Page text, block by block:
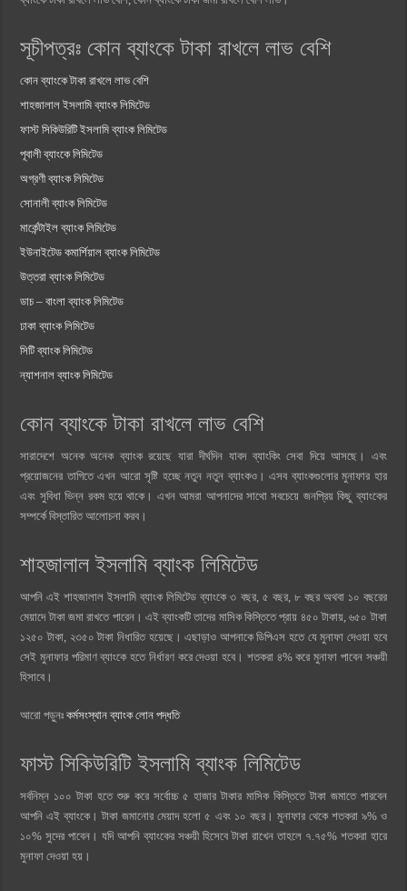
সূচীপত্রঃ কোন ব্যাংকে টাকা রাখলে লাভ বেশি
কোন ব্যাংকে টাকা রাখলে লাভ বেশি
শাহজালাল ইসলামি ব্যাংক লিমিটেড
ফাস্ট সিকিউরিটি ইসলামি ব্যাংক লিমিটেড
পূবালী ব্যাংকে লিমিটেড
অগ্রণী ব্যাংক লিমিটেড
সোনালী ব্যাংক লিমিটেড
মার্কেন্টাইল ব্যাংক লিমিটেড
ইউনাইটেড কমার্শিয়াল ব্যাংক লিমিটেড
উত্তরা ব্যাংক লিমিটেড
ডাচ – বাংলা ব্যাংক লিমিটেড
ঢাকা ব্যাংক লিমিটেড
সিটি ব্যাংক লিমিটেড
ন্যাশনাল ব্যাংক লিমিটেড
কোন ব্যাংকে টাকা রাখলে লাভ বেশি
সারাদেশে অনেক অনেক ব্যাংক রয়েছে যারা দীর্ঘদিন যাবদ ব্যাংকিং সেবা দিয়ে আসছে। এবং
প্রয়োজনের তাগিতে এখন আরো সৃষ্টি হচ্ছে নতুন নতুন ব্যাংকও। এসব ব্যাংকগুলোর মুনাফার হার
এবং সুবিধা ভিন্ন রকম হয়ে থাকে। এখন আমরা আপনাদের সাথো সবচেয়ে জনপ্রিয় কিছু ব্যাংকের
সম্পর্কে বিস্তারিত আলোচনা করব।
শাহজালাল ইসলামি ব্যাংক লিমিটেড
আপনি এই শাহজালাল ইসলামি ব্যাংক লিমিটেড ব্যাংকে ৩ বছর, ৫ বছর, ৮ বছর অথবা ১০ বছরের
মেয়াদে টাকা জমা রাখতে পারেন। এই ব্যাংকটি তাদের মাসিক কিস্তিতে প্রায় ৪৫০ টাকায়, ৬৫০ টাকা
১২৫০ টাকা, ২৩৫০ টাকা নিধারিত হয়েছে। এছাড়াও আপনাকে ডিপিএস হতে যে মুনাফা দেওয়া হবে
সেই মুনাফার পরিমাণ ব্যাংকে হতে নির্ধারণ করে দেওয়া হবে। শতকরা ৪% করে মুনাফা পাবেন সঞ্চয়ী
হিসাবে।
আরো পড়ুনঃকর্মসংস্থান ব্যাংক লোন পদ্ধতি
ফাস্ট সিকিউরিটি ইসলামি ব্যাংক লিমিটেড
সর্বনিম্ন ১০০ টাকা হতে শুরু করে সর্বোচ্চ ৫ হাজার টাকার মাসিক কিস্তিতে টাকা জমাতে পারবেন
আপনি এই ব্যাংকে। টাকা জমানোর মেয়াদ হলো ৫ এবং ১০ বছর। মুনাফার থেকে শতকরা ৯% ও
১০% সুদের পাবেন। যদি আপনি ব্যাংকের সঞ্চয়ী হিসেবে টাকা রাখেন তাহলে ৭.৭৫% শতকরা হারে
মুনাফা দেওয়া হয়।